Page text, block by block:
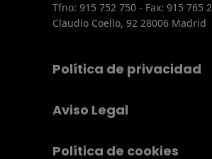
Tfno: 915 752 750 - Fax: 915 765
Claudio Coello, 92 28006 Madrid
Política de privacidad
Aviso Legal
Política de cookies